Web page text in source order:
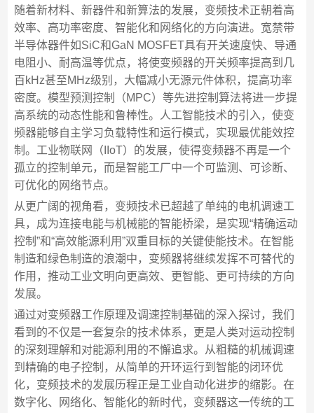
随着新材料、新器件和新算法的发展，变频技术正朝着高
效率、高功率密度、智能化和网络化的方向演进。宽禁带
半导体器件如SiC和GaN MOSFET具有开关速度快、导通
电阻小、耐高温等优点，将使变频器的开关频率提高到几
百kHz甚至MHz级别，大幅减小无源元件体积，提高功率
密度。模型预测控制（MPC）等先进控制算法将进一步提
高系统的动态性能和鲁棒性。人工智能技术的引入，使变
频器能够自主学习负载特性和运行模式，实现最优能效控
制。工业物联网（IIoT）的发展，使得变频器不再是一个
孤立的控制单元，而是智能工厂中一个可监测、可诊断、
可优化的网络节点。
从更广阔的视角看，变频技术已超越了单纯的电机调速工
具，成为连接电能与机械能的智能桥梁，是实现“精确运动
控制”和“高效能源利用”双重目标的关键使能技术。在智能
制造和绿色制造的浪潮中，变频器将继续发挥不可替代的
作用，推动工业文明向更高效、更智能、更可持续的方向
发展。
通过对变频器工作原理及调速控制基础的深入探讨，我们
看到的不仅是一套复杂的技术体系，更是人类对运动控制
的深刻理解和对能源利用的不懈追求。从粗糙的机械调速
到精确的电子控制，从简单的开环运行到智能的闭环优
化，变频技术的发展历程正是工业自动化进步的缩影。在
数字化、网络化、智能化的新时代，变频器这一传统的工